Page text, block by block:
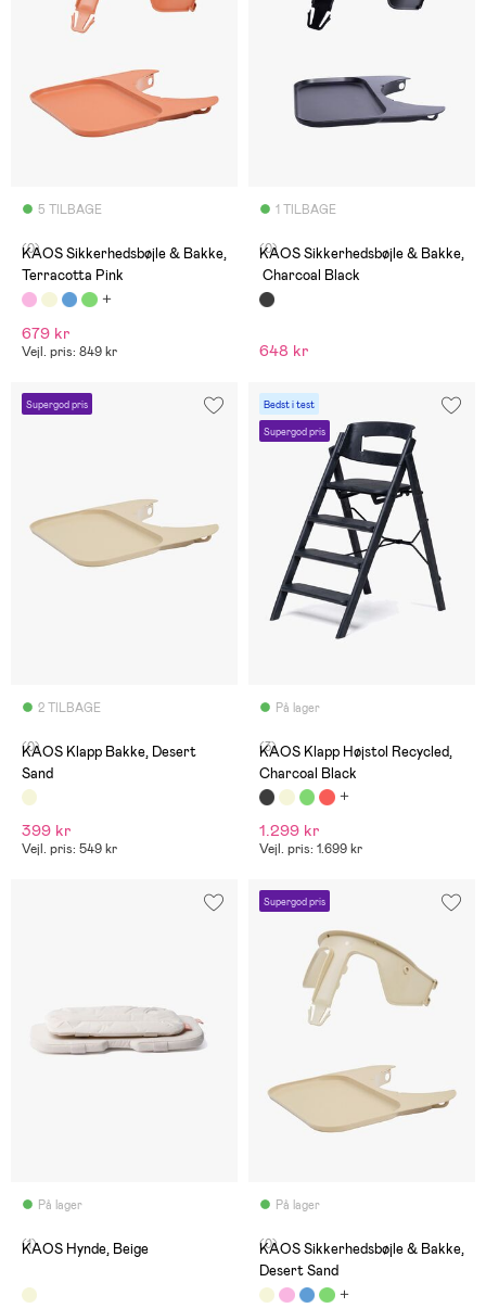
5 TILBAGE
(0)
KAOS Sikkerhedsbøjle & Bakke,
Terracotta Pink
679 kr
Vejl. pris: 849 kr
1 TILBAGE
(0)
KAOS Sikkerhedsbøjle & Bakke,
Charcoal Black
648 kr
Supergod pris
2 TILBAGE
(0)
KAOS Klapp Bakke, Desert
Sand
399 kr
Vejl. pris: 549 kr
Bedst i test
Supergod pris
På lager
(3)
KAOS Klapp Højstol Recycled,
Charcoal Black
1.299 kr
Vejl. pris: 1.699 kr
På lager
(1)
KAOS Hynde, Beige
Supergod pris
På lager
(0)
KAOS Sikkerhedsbøjle & Bakke,
Desert Sand